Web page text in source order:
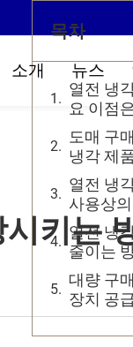
소개 뉴스
키는
목차
열전 냉
요 이점
도매 구
냉각 제
열전 냉
사용상
열전 냉
줄이는
대량 구
장치 공